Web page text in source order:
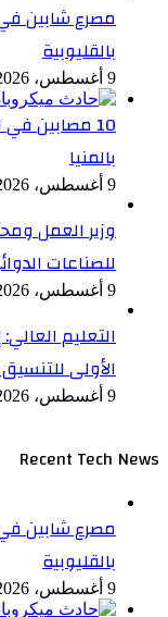
مصرع شابين
بالقليوبية
9 أغسطس، 2026
10 مصابين
بالمنيا
9 أغسطس، 2026
وزير العمل
للصناعات
9 أغسطس، 2026
التعليم
الأولى
9 أغسطس، 2026
Recent Tech News
مصرع شابين
بالقليوبية
9 أغسطس، 2026